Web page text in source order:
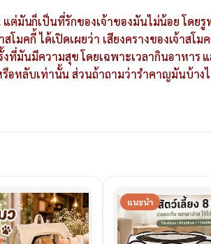
ต่มันก็เป็นที่รักของเจ้าของมันไม่น้อย โดยรู
มคกี้ ได้เปิดเผยว่า เสียงครางของเจ้าสโ
ที่มันมีความสุข โดยเฉพาะเวลากินอาหาร
รือหลับเท่านั้น ส่วนถ้าถามว่ารำคาญมันบ้าง
แนะนำ